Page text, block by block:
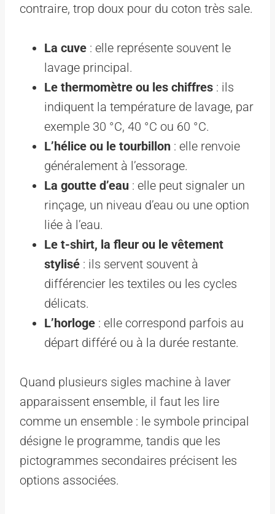
contraire, trop doux pour du coton très sale.
La cuve : elle représente souvent le
lavage principal.
Le thermomètre ou les chiffres : ils
indiquent la température de lavage, par
exemple 30 °C, 40 °C ou 60 °C.
L’hélice ou le tourbillon : elle renvoie
généralement à l’essorage.
La goutte d’eau : elle peut signaler un
rinçage, un niveau d’eau ou une option
liée à l’eau.
Le t-shirt, la fleur ou le vêtement
stylisé : ils servent souvent à
différencier les textiles ou les cycles
délicats.
L’horloge : elle correspond parfois au
départ différé ou à la durée restante.
Quand plusieurs sigles machine à laver
apparaissent ensemble, il faut les lire
comme un ensemble : le symbole principal
désigne le programme, tandis que les
pictogrammes secondaires précisent les
options associées.